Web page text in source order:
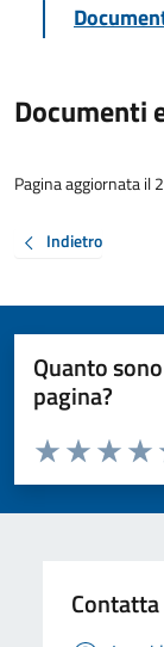
Documenti
Pagina aggiornata
Indietro
Quanto
pagina?
Valuta da 1 a 5
Valuta
Valuta 2
Valuta 1 stelle